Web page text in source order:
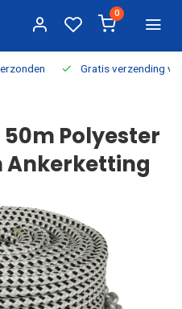
0
Gratis verzending
Polyester
Ankerketting